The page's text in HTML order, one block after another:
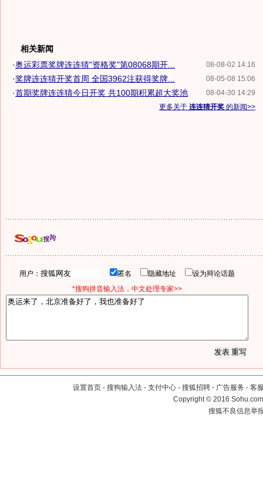
相关新闻
08-08-02 14:16
·奥运彩票奖牌连连猜"资格奖"第08068期开...
08-05-08 15:06
·奖牌连连猜开奖首周 全国3962注获得奖牌...
08-04-30 14:29
·首期奖牌连连猜今日开奖 共100期积累超大奖池
更多关于 连连猜开奖 的新闻>>
用户： 匿名 隐藏地址
设为辩论话题
*搜狗拼音输入法，中文处理专家>>
设置首页 - 搜狗输入法 - 支付中心 - 搜狐招聘 - 广告服务 - 客
Copyright©2016
搜狐不良信息举